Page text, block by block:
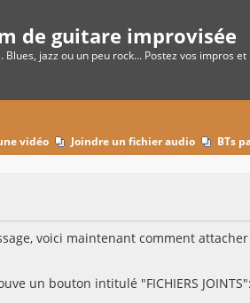
de guitare improvisée
jazz ou un peu rock... Postez vos impros et
vidéo Joindre un fichier audio BTs
voici maintenant comment
un bouton intitulé "FICHIERS JOINTS":